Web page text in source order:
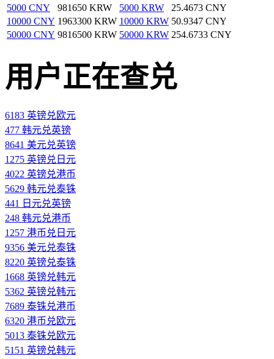
5000 CNY
981650 KRW 5000 KRW
25.4673 CNY
10000 CNY 1963300 KRW 10000 KRW 50.9347 CNY
50000 CNY 9816500 KRW 50000 KRW 254.6733 CNY
用户正在查兑
6183 英镑兑欧元
477 韩元兑英镑
8641 美元兑英镑
1275 英镑兑日元
4022 英镑兑港币
5629 韩元兑泰铢
441 日元兑英镑
248 韩元兑港币
1257 港币兑日元
9356 美元兑泰铢
8220 英镑兑泰铢
1668 英镑兑韩元
5362 英镑兑韩元
7689 泰铢兑港币
6320 港币兑欧元
5013 泰铢兑欧元
5151 英镑兑韩元